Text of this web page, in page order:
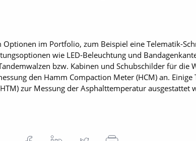
im Portfolio, zum Beispiel eine Telematik-
wie LED-Beleuchtung und
bzw. Kabinen und Schubschilder für die
den Hamm Compaction ­Meter (HCM) an. Einige
zur Messung der Asphalttemperatur